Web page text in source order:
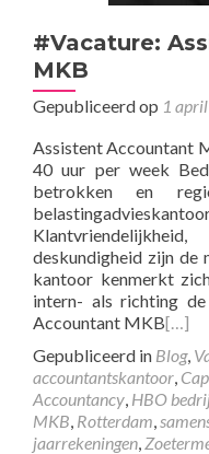
#Vacature:
MKB
Gepubliceerd op 1
Assistent Accountant
40 uur per week
betrokken en
deskundigheid zijn de
kantoor kenmerkt
intern- als richting
Accountant MKB[…]
Gepubliceerd in Blog,
accountantskantoor,
Accountancy, HBO
MKB, Rotterdam,
jaarrekeningen,